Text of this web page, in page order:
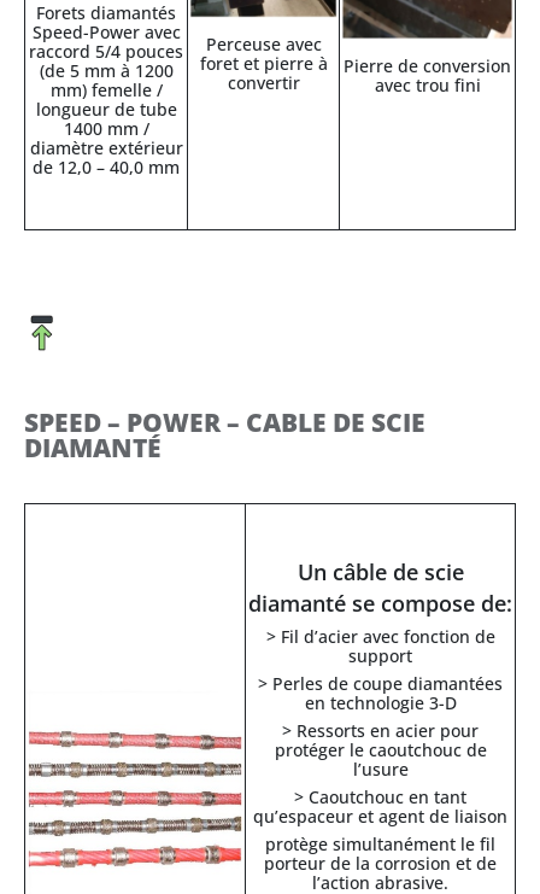
Forets diamantés
Speed-Power avec
raccord 5/4 pouces
(de 5 mm à 1200
mm) femelle /
longueur de tube
1400 mm /
diamètre extérieur
de 12,0 – 40,0 mm
Perceuse avec
foret et pierre à
convertir
Pierre de conversion
avec trou fini
SPEED – POWER – CABLE DE SCIE
DIAMANTÉ
Un câble de scie
diamanté se compose de:
> Fil d’acier avec fonction de
support
> Perles de coupe diamantées
en technologie 3-D
> Ressorts en acier pour
protéger le caoutchouc de
l’usure
> Caoutchouc en tant
qu’espaceur et agent de liaison
protège simultanément le fil
porteur de la corrosion et de
l’action abrasive.